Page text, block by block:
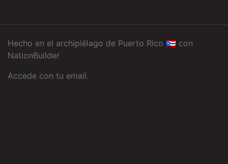
Hecho en el archipiélago de Puerto Rico 🇵🇷 con
NationBuilder
Accede con tu email.